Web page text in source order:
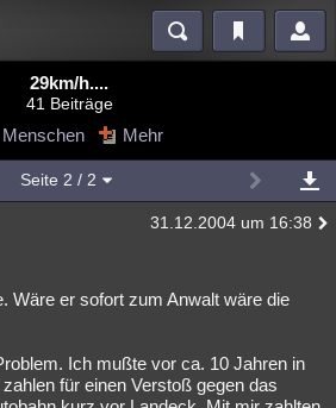
Blogs
Mystery Kriminalfälle
Orte Esoterik Literatur
29km/h....
41 Beiträge
Menschen Mehr
Seite 2 / 2
31.12.2004 um 16:38
Wäre er sofort zum Anwalt wäre die
Ich mußte vor ca. 10 Jahren in
für einen Verstoß gegen das